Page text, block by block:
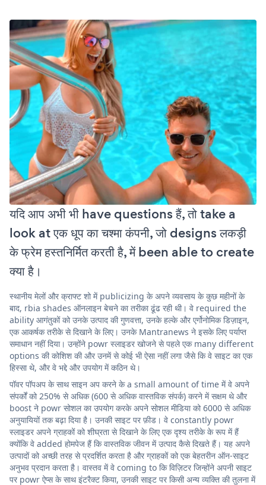
यदि आप अभी भी have questions हैं, तो take a
look at एक धूप का चश्मा कंपनी, जो designs लकड़ी
के फ्रेम हस्तनिर्मित करती है, में been able to create
क्या है।
स्थानीय मेलों और क्राफ्ट शो में publicizing के अपने व्यवसाय के कुछ महीनों के
बाद, rbia shades ऑनलाइन बेचने का तरीका ढूंढ रही थी। वे required the
ability आगंतुकों को उनके उत्पाद की गुणवत्ता, उनके हल्के और एर्गोनोमिक डिज़ाइन,
एक आकर्षक तरीके से दिखाने के लिए। उनके Mantranews ने इसके लिए पर्याप्त
समाधान नहीं दिया। उन्होंने powr स्लाइडर खोजने से पहले एक many different
options की कोशिश की और उनमें से कोई भी ऐसा नहीं लगा जैसे कि वे साइट का एक
हिस्सा थे, और वे भद्दे और उपयोग में कठिन थे।
पॉवर पॉपअप के साथ साइन अप करने के a small amount of time में वे अपने
संपर्कों को 250% से अधिक (600 से अधिक वास्तविक संपर्क) करने में सक्षम थे और
boost ने powr सोशल का उपयोग करके अपने सोशल मीडिया को 6000 से अधिक
अनुयायियों तक बढ़ा दिया है। उनकी साइट पर फ़ीड। वे constantly powr
स्लाइडर अपने ग्राहकों को शीघ्रता से दिखाने के लिए एक दृश्य तरीके के रूप में हैं
क्योंकि वे added होमपेज हैं कि वास्तविक जीवन में उत्पाद कैसे दिखते हैं। यह अपने
उत्पादों को अच्छी तरह से प्रदर्शित करता है और ग्राहकों को एक बेहतरीन ऑन-साइट
अनुभव प्रदान करता है। वास्तव में वे coming to कि विज़िटर जिन्होंने अपनी साइट
पर powr ऐप्स के साथ इंटरैक्ट किया, उनकी साइट पर किसी अन्य व्यक्ति की तुलना में